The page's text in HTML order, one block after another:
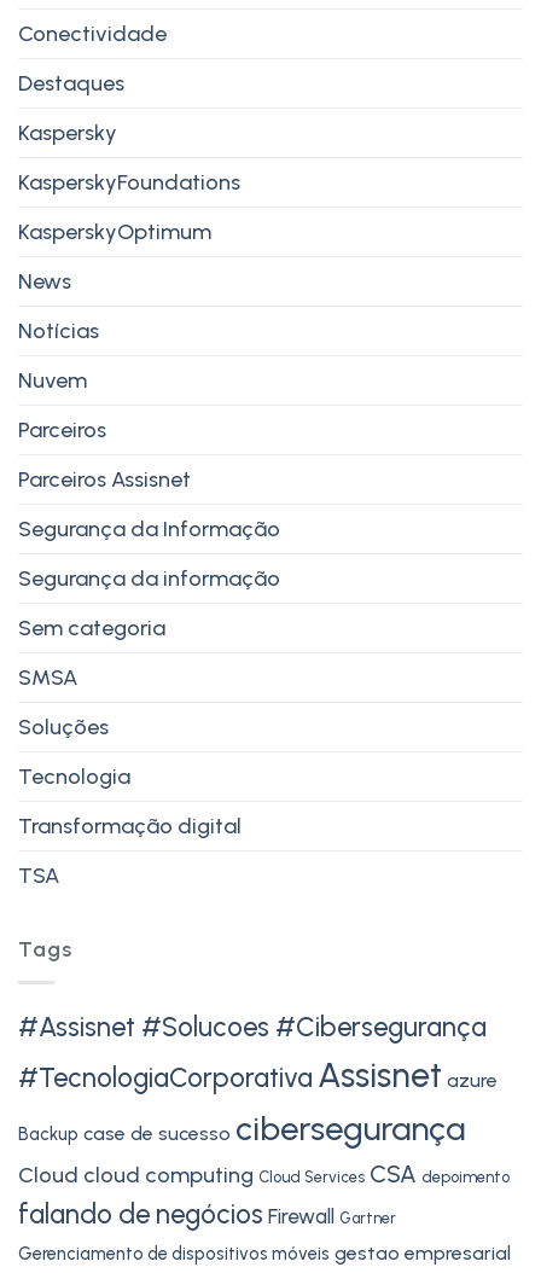
Conectividade
Destaques
Kaspersky
KasperskyFoundations
KasperskyOptimum
News
Notícias
Nuvem
Parceiros
Parceiros Assisnet
Segurança da Informação
Segurança da informação
Sem categoria
SMSA
Soluções
Tecnologia
Transformação digital
TSA
Tags
#Assisnet #Solucoes #Cibersegurança
#TecnologiaCorporativa Assisnet azure
Backup case de sucesso cibersegurança
Cloud cloud computing Cloud Services CSA depoimento
falando de negócios Firewall Gartner
Gerenciamento de dispositivos móveis gestao empresarial